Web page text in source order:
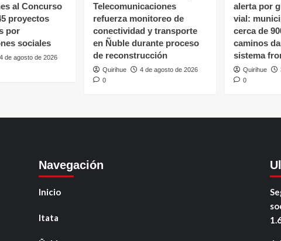
al Concurso
proyectos
por
sociales
4 de agosto de 2026
Telecomunicaciones
refuerza monitoreo de
conectividad y transporte
en Ñuble durante proceso
de reconstrucción
Quirihue
4 de agosto de 2026
0
alerta por
vial:
cerca de
caminos
sistema
Quirihue
0
Navegación
Inicio
Itata